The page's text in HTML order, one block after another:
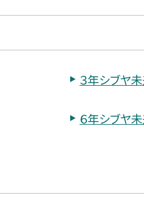
３年シブヤ
６年シブヤ